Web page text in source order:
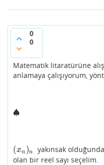
0
0
Matematik litaratürüne
anlamaya çalışıyorum,
♠
♠
(xn )n
(xn) n yakınsak
olan bir reel sayı seçelim.